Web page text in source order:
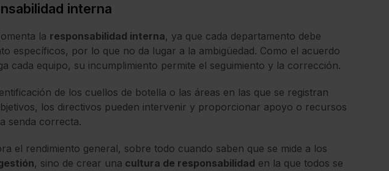
interna
la responsabilidad interna, ya que cada departamento debe
específicos, por lo que no da lugar a la ambigüedad. Como el acuerdo
cada equipo, su incumplimiento permite el seguimiento y la corrección.
de los cuellos de botella o las áreas en las que se registran
los directivos pueden intervenir y proporcionar apoyo o recursos
senda correcta.
el rendimiento general, sobre todo cuando saben que se mide a los
, sino de crear una cultura de responsabilidad en la que todos se